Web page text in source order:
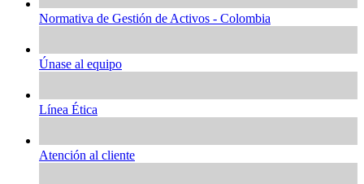
Normativa de Gestión de Activos - Colombia
Únase al equipo
Línea Ética
Atención al cliente